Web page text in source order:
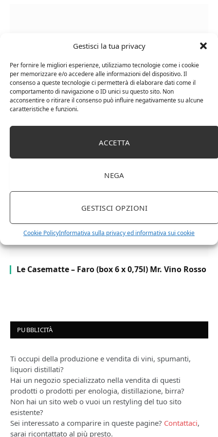
Gestisci la tua privacy
Per fornire le migliori esperienze, utilizziamo tecnologie come i cookie
per memorizzare e/o accedere alle informazioni del dispositivo. Il
consenso a queste tecnologie ci permetterà di elaborare dati come il
comportamento di navigazione o ID unici su questo sito. Non
acconsentire o ritirare il consenso può influire negativamente su alcune
caratteristiche e funzioni.
ACCETTA
NEGA
GESTISCI OPZIONI
Cookie PolicyInformativa sulla privacy ed informativa sui cookie
Le Casematte – Faro (box 6 x 0,75l) Mr. Vino Rosso
PUBBLICITÀ
Ti occupi della produzione e vendita di vini, spumanti,
liquori distillati?
Hai un negozio specializzato nella vendita di questi
prodotti o prodotti per enologia, distillazione, birra?
Non hai un sito web o vuoi un restyling del tuo sito
esistente?
Sei interessato a comparire in queste pagine? Contattaci,
sarai ricontattato al più presto.